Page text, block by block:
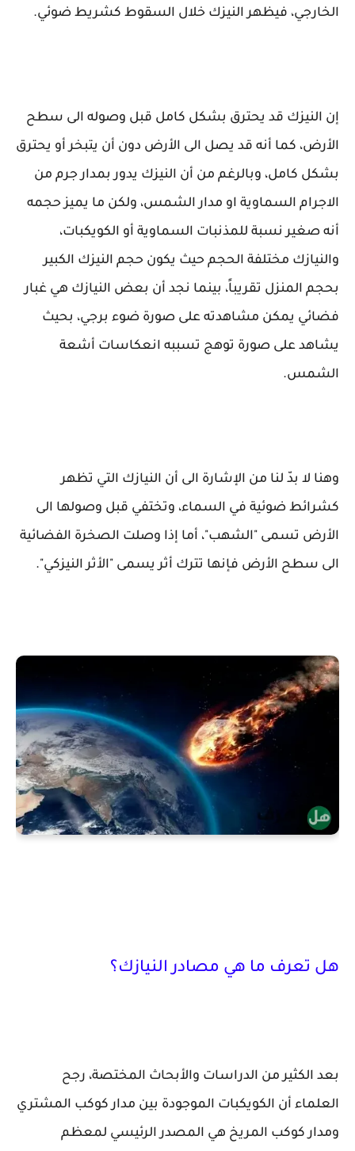
الخارجي، فيظهر النيزك خلال السقوط كشريط ضوئي.
إن النيزك قد يحترق بشكل كامل قبل وصوله الى سطح
الأرض، كما أنه قد يصل الى الأرض دون أن يتبخر أو يحترق
بشكل كامل، وبالرغم من أن النيزك يدور بمدار جرم من
الاجرام السماوية او مدار الشمس، ولكن ما يميز حجمه
أنه صغير نسبة للمذنبات السماوية أو الكويكبات،
والنيازك مختلفة الحجم حيث يكون حجم النيزك الكبير
بحجم المنزل تقريباً، بينما نجد أن بعض النيازك هي غبار
فضائي يمكن مشاهدته على صورة ضوء برجي، بحيث
يشاهد على صورة توهج تسببه انعكاسات أشعة
الشمس.
وهنا لا بدّ لنا من الإشارة الى أن النيازك التي تظهر
كشرائط ضوئية في السماء، وتختفي قبل وصولها الى
الأرض تسمى "الشهب"، أما إذا وصلت الصخرة الفضائية
الى سطح الأرض فإنها تترك أثر يسمى "الأثر النيزكي".
هل تعرف ما هي مصادر النيازك؟
بعد الكثير من الدراسات والأبحاث المختصة، رجح
العلماء أن الكويكبات الموجودة بين مدار كوكب المشتري
ومدار كوكب المريخ هي المصدر الرئيسي لمعظم